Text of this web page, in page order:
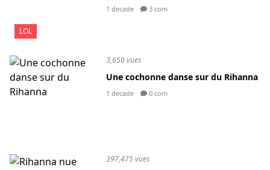
LOL
1 decade 3 com
3,650 vues
Une cochonne danse sur du Rihanna
1 decade 0 com
397,475 vues